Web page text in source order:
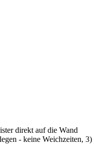
direkt auf die Wand
- keine Weichzeiten, 3)